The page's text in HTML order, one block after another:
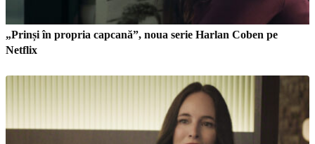
„Prinși în propria capcană”, noua serie Harlan Coben pe
Netflix